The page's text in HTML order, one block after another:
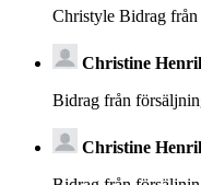
Christyle Bidrag
Christine
Bidrag från
Christine